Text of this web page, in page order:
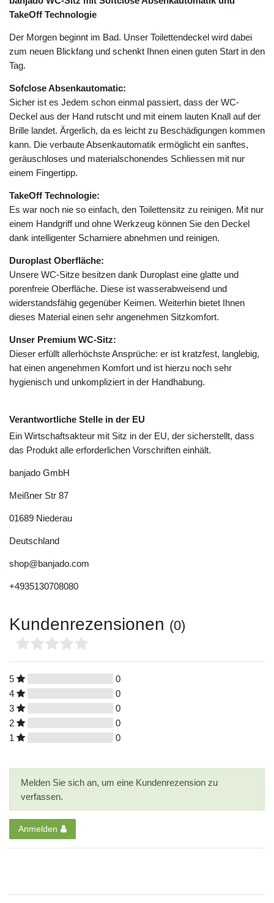
TakeOff Technologie
Der Morgen beginnt im Bad. Unser Toilettendeckel wird dabei
zum neuen Blickfang und schenkt Ihnen einen guten Start in den
Tag.
Sofclose Absenkautomatic:
Sicher ist es Jedem schon einmal passiert, dass der WC-
Deckel aus der Hand rutscht und mit einem lauten Knall auf der
Brille landet. Ärgerlich, da es leicht zu Beschädigungen kommen
kann. Die verbaute Absenkautomatik ermöglicht ein sanftes,
geräuschloses und materialschonendes Schliessen mit nur
einem Fingertipp.
TakeOff Technologie:
Es war noch nie so einfach, den Toilettensitz zu reinigen. Mit nur
einem Handgriff und ohne Werkzeug können Sie den Deckel
dank intelligenter Scharniere abnehmen und reinigen.
Duroplast Oberfläche:
Unsere WC-Sitze besitzen dank Duroplast eine glatte und
porenfreie Oberfläche. Diese ist wasserabweisend und
widerstandsfähig gegenüber Keimen. Weiterhin bietet Ihnen
dieses Material einen sehr angenehmen Sitzkomfort.
Unser Premium WC-Sitz:
Dieser erfüllt allerhöchste Ansprüche: er ist kratzfest, langlebig,
hat einen angenehmen Komfort und ist hierzu noch sehr
hygienisch und unkompliziert in der Handhabung.
Verantwortliche Stelle in der EU
Ein Wirtschaftsakteur mit Sitz in der EU, der sicherstellt, dass
das Produkt alle erforderlichen Vorschriften einhält.
banjado GmbH
Meißner Str 87
01689 Niederau
Deutschland
shop@banjado.com
+4935130708080
Kundenrezensionen (0)
5
0
4
0
3
0
2
0
1
0
Melden Sie sich an, um eine Kundenrezension zu
verfassen.
Anmelden